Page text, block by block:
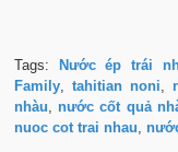
Tags: Nước ép trái
Family
tahitian noni
nhàu ,nước cốt quả
nuoc cot trai nhau